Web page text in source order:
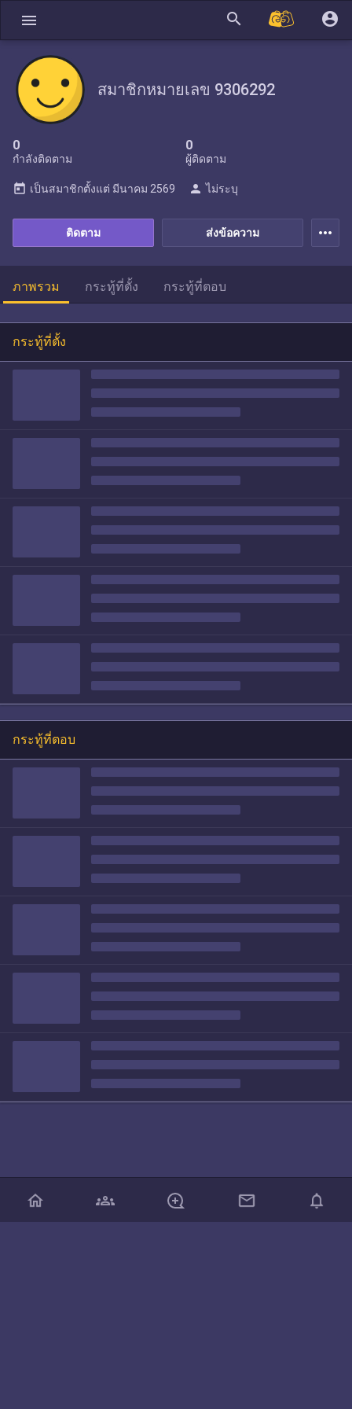
menu search account_circle
สมาชิกหมายเลข 9306292
0
กำลังติดตาม
0
ผู้ติดตาม
ส่งข้อความ
ติดตาม
today เป็นสมาชิกตั้งแต่ มีนาคม 2569 person ไม่ระบุ
more_horiz
ภาพรวม กระทู้ที่ตั้ง กระทู้ที่ตอบ
กระทู้ที่ตั้ง
กระทู้ที่ตอบ